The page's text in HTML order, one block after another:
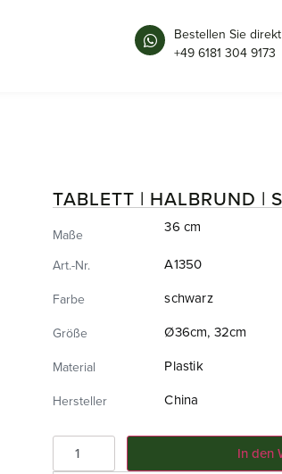
Bestellen Sie
+49 6181 304 9173
TABLETT | HALBRUND |
Maße 36 cm
Art.-Nr. A1350
Farbe schwarz
Größe Ø36cm, 32cm
Material Plastik
Hersteller China
In den